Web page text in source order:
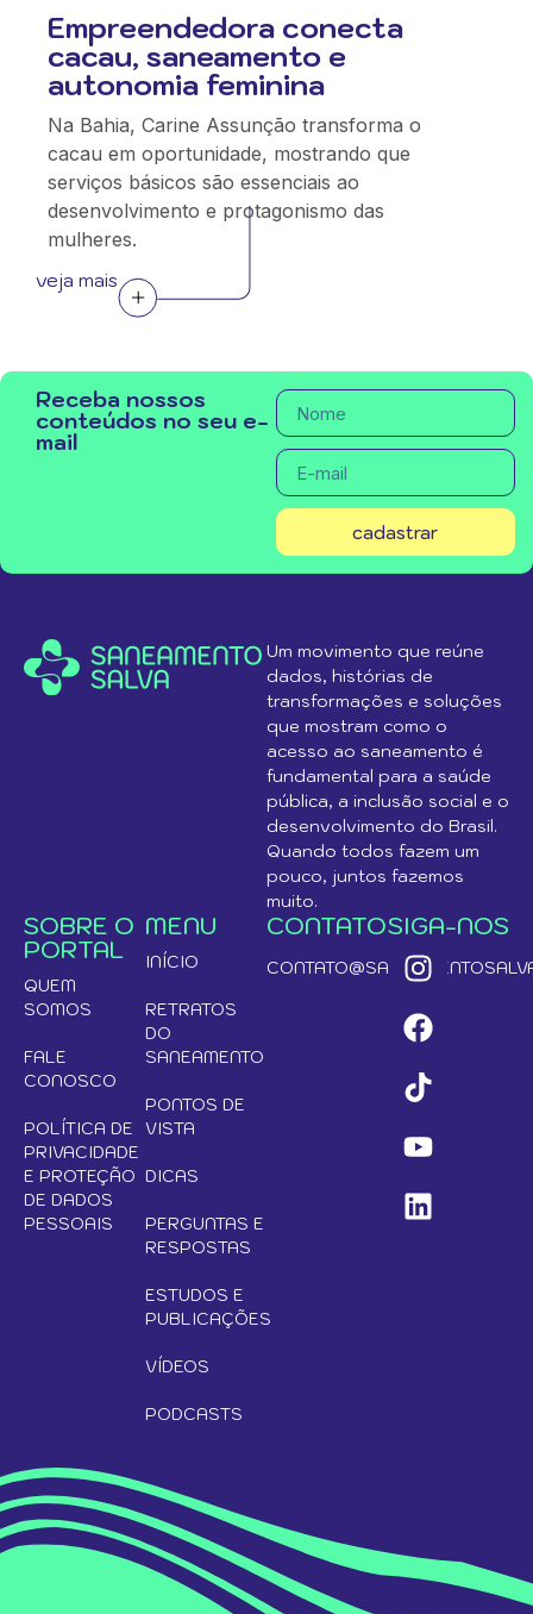
Empreendedora conecta
cacau, saneamento e
autonomia feminina
Na Bahia, Carine Assunção transforma o
cacau em oportunidade, mostrando que
serviços básicos são essenciais ao
desenvolvimento e protagonismo das
mulheres.
veja mais
Receba nossos
conteúdos no seu e-
mail
cadastrar
Um movimento que reúne
dados, histórias de
transformações e soluções
que mostram como o
acesso ao saneamento é
fundamental para a saúde
pública, a inclusão social e o
desenvolvimento do Brasil.
Quando todos fazem um
pouco, juntos fazemos
muito.
SOBRE O
PORTAL
QUEM
SOMOS
FALE
CONOSCO
POLÍTICA DE
PRIVACIDADE
E PROTEÇÃO
DE DADOS
PESSOAIS
MENU
INÍCIO
RETRATOS
DO
SANEAMENTO
PONTOS DE
VISTA
DICAS
PERGUNTAS E
RESPOSTAS
ESTUDOS E
PUBLICAÇÕES
VÍDEOS
PODCASTS
CONTATOSIGA-NOS